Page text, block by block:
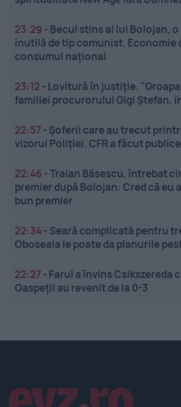
23:29 - Becul stins al lui Bolojan, o
inutilă de tip comunist. Economie
consumul național
23:12 - Lovitură în justiție.
familiei procurorului Gigi Ștefan,
22:57 - Șoferii care au trecut
vizorul Poliției. CFR a făcut
22:46 -Traian Băsescu, întrebat
premier după Bolojan: Cred că eu
bun premier
22:34- Seară complicată pentru
Oboseala le poate da planurile
22:27 - Farul a învins Csikszereda
Oaspeții au revenit de la 0-3
Linkuri utile